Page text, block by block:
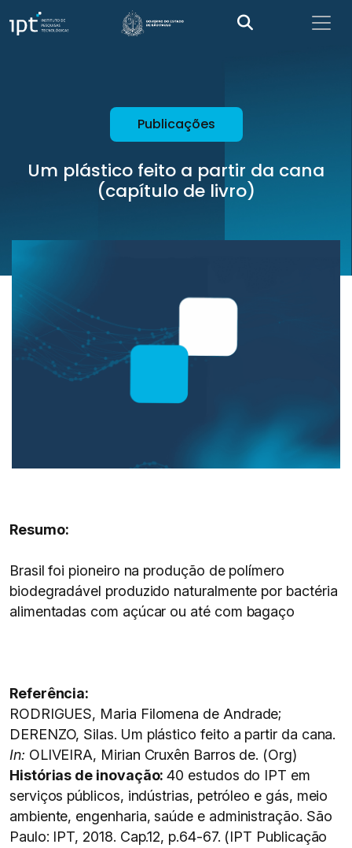
Publicações
Um plástico feito a partir da cana
(capítulo de livro)
Resumo:
Brasil foi pioneiro na produção de polímero
biodegradável produzido naturalmente por bactéria
alimentadas com açúcar ou até com bagaço
Referência:
RODRIGUES, Maria Filomena de Andrade;
DERENZO, Silas. Um plástico feito a partir da cana.
In: OLIVEIRA, Mirian Cruxên Barros de. (Org)
Histórias de inovação:40 estudos do IPT em
serviços públicos, indústrias, petróleo e gás, meio
ambiente, engenharia, saúde e administração. São
Paulo: IPT, 2018. Cap.12, p.64-67. (IPT Publicação